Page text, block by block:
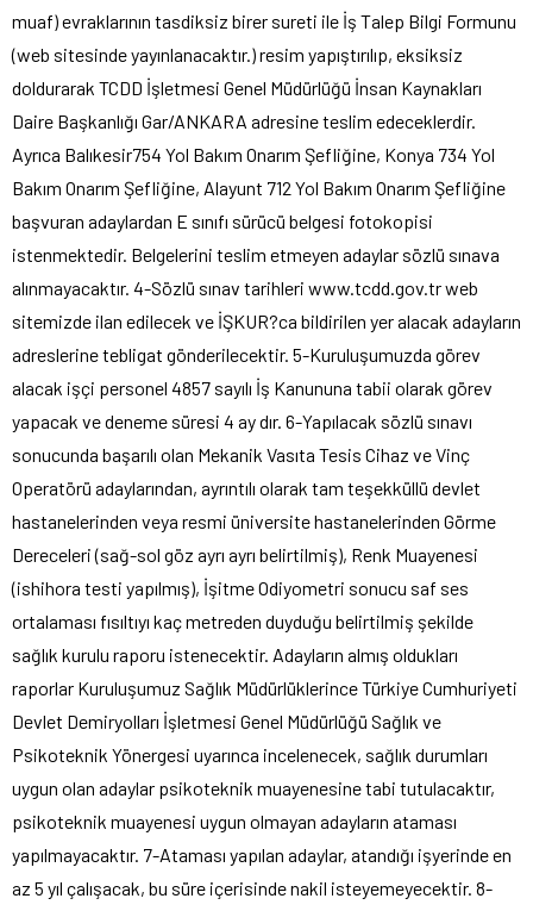
muaf) evraklarının tasdiksiz birer sureti ile İş Talep Bilgi Formunu
(web sitesinde yayınlanacaktır.) resim yapıştırılıp, eksiksiz
doldurarak TCDD İşletmesi Genel Müdürlüğü İnsan Kaynakları
Daire Başkanlığı Gar/ANKARA adresine teslim edeceklerdir.
Ayrıca Balıkesir754 Yol Bakım Onarım Şefliğine, Konya 734 Yol
Bakım Onarım Şefliğine, Alayunt 712 Yol Bakım Onarım Şefliğine
başvuran adaylardan E sınıfı sürücü belgesi fotokopisi
istenmektedir. Belgelerini teslim etmeyen adaylar sözlü sınava
alınmayacaktır. 4-Sözlü sınav tarihleri www.tcdd.gov.tr web
sitemizde ilan edilecek ve İŞKUR?ca bildirilen yer alacak adayların
adreslerine tebligat gönderilecektir. 5-Kuruluşumuzda görev
alacak işçi personel 4857 sayılı İş Kanununa tabii olarak görev
yapacak ve deneme süresi 4 ay dır. 6-Yapılacak sözlü sınavı
sonucunda başarılı olan Mekanik Vasıta Tesis Cihaz ve Vinç
Operatörü adaylarından, ayrıntılı olarak tam teşekküllü devlet
hastanelerinden veya resmi üniversite hastanelerinden Görme
Dereceleri (sağ-sol göz ayrı ayrı belirtilmiş), Renk Muayenesi
(ishihora testi yapılmış), İşitme Odiyometri sonucu saf ses
ortalaması fısıltıyı kaç metreden duyduğu belirtilmiş şekilde
sağlık kurulu raporu istenecektir. Adayların almış oldukları
raporlar Kuruluşumuz Sağlık Müdürlüklerince Türkiye Cumhuriyeti
Devlet Demiryolları İşletmesi Genel Müdürlüğü Sağlık ve
Psikoteknik Yönergesi uyarınca incelenecek, sağlık durumları
uygun olan adaylar psikoteknik muayenesine tabi tutulacaktır,
psikoteknik muayenesi uygun olmayan adayların ataması
yapılmayacaktır. 7-Ataması yapılan adaylar, atandığı işyerinde en
az 5 yıl çalışacak, bu süre içerisinde nakil isteyemeyecektir. 8-